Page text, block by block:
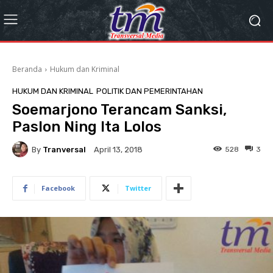
Beranda Hukum dan Kriminal
HUKUM DAN KRIMINAL POLITIK DAN PEMERINTAHAN
Soemarjono Terancam Sanksi,
Paslon Ning Ita Lolos
By Tranversal April 13, 2018 3
528
Facebook Twitter